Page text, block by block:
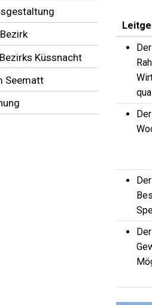
Küssnacht
Seematt